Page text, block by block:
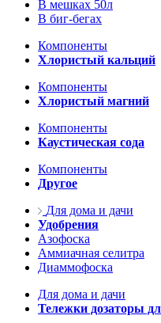
В мешках 50л
В биг-бегах
Компоненты
Хлористый кальций
Компоненты
Хлористый магний
Компоненты
Каустическая сода
Компоненты
Другое
Для дома и дачи
Удобрения
Азофоска
Аммиачная селитра
Диаммофоска
Для дома и дачи
Тележки дозаторы